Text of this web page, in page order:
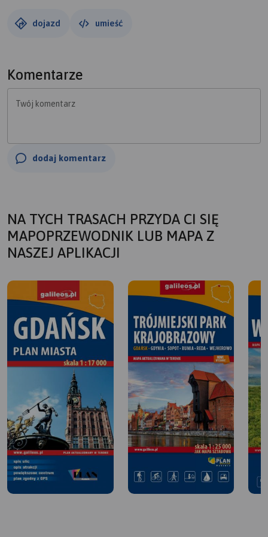
dojazd umieść
Komentarze
Twój komentarz
dodaj komentarz
NA TYCH TRASACH PRZYDA CI SIĘ
MAPOPRZEWODNIK LUB MAPA Z
NASZEJ APLIKACJI